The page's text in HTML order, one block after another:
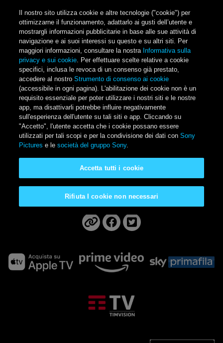
Il nostro sito utilizza cookie e altre tecnologie ("cookie") per
ottimizzarne il funzionamento, adattarlo ai gusti dell’utente e
mostrargli informazioni pubblicitarie in base alle sue attività di
navigazione e ai suoi interessi su questo e su altri siti. Per
maggiori informazioni, consultare la nostra Informativa sulla
privacy e sui cookie. Per effettuare scelte relative a cookie
specifici, inclusa le revoca di un consenso già prestato,
accedere al nostroStrumento di consenso ai cookie
(accessibile in ogni pagina). L'abilitazione dei cookie non è un
requisito essenziale per poter utilizzare i nostri siti e le nostre
app, ma disattivarli potrebbe influire negativamente
sull'esperienza dell'utente su tali siti e app. Cliccando su
"Accetto", l'utente accetta che i cookie possano essere
utilizzati per tali scopi e per la condivisione dei dati conSony
Pictures e lesocietà del gruppo Sony.
Rifiuta I cookie non necessari
Accetta tutti i cookie
Main Menu
Karate Kid III - La sfida
finale
Disponibile a casa tua